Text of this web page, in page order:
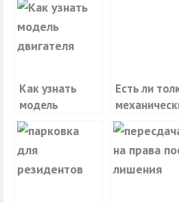
Как узнать
модель
двигателя
автомобиля
Есть ли